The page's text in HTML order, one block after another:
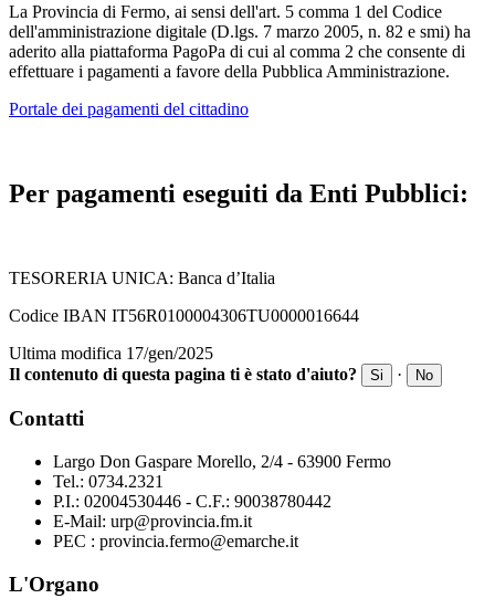
La Provincia di Fermo, ai sensi dell'art. 5 comma 1 del Codice
dell'amministrazione digitale (D.lgs. 7 marzo 2005, n. 82 e smi) ha
aderito alla piattaforma PagoPa di cui al comma 2 che consente di
effettuare i pagamenti a favore della Pubblica Amministrazione.
Portale dei pagamenti del cittadino
Per pagamenti eseguiti da Enti Pubblici:
TESORERIA UNICA: Banca d’Italia
Codice IBAN IT56R0100004306TU0000016644
Ultima modifica 17/gen/2025
Il contenuto di questa pagina ti è stato d'aiuto?
Si · No
Contatti
Largo Don Gaspare Morello, 2/4 - 63900 Fermo
Tel.: 0734.2321
P.I.: 02004530446 - C.F.: 90038780442
E-Mail: urp@provincia.fm.it
PEC : provincia.fermo@emarche.it
L'Organo